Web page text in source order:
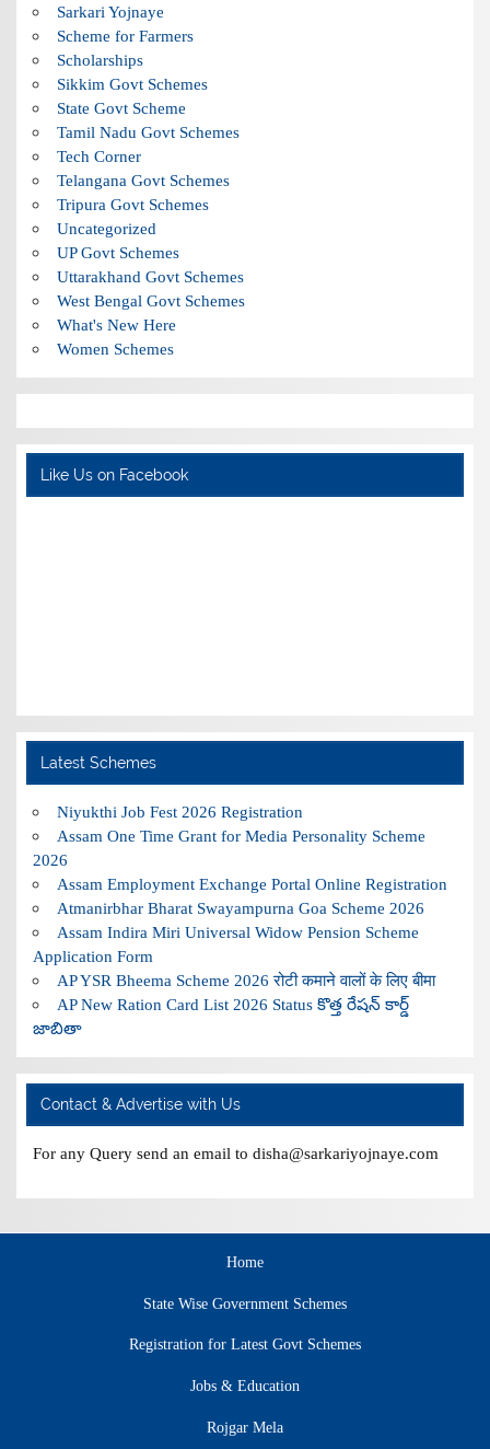
Sarkari Yojnaye
Scheme for Farmers
Scholarships
Sikkim Govt Schemes
State Govt Scheme
Tamil Nadu Govt Schemes
Tech Corner
Telangana Govt Schemes
Tripura Govt Schemes
Uncategorized
UP Govt Schemes
Uttarakhand Govt Schemes
West Bengal Govt Schemes
What's New Here
Women Schemes
Like Us on Facebook
Latest Schemes
Niyukthi Job Fest 2026 Registration
Assam One Time Grant for Media Personality Scheme
2026
Assam Employment Exchange Portal Online Registration
Atmanirbhar Bharat Swayampurna Goa Scheme 2026
Assam Indira Miri Universal Widow Pension Scheme
Application Form
AP YSR Bheema Scheme 2026 रोटी कमाने वालों के लिए बीमा
AP New Ration Card List 2026 Status కొత్త రేషన్ కార్డ్
జాబితా
Contact & Advertise with Us
For any Query send an email to disha@sarkariyojnaye.com
Home
State Wise Government Schemes
Registration for Latest Govt Schemes
Jobs & Education
Rojgar Mela